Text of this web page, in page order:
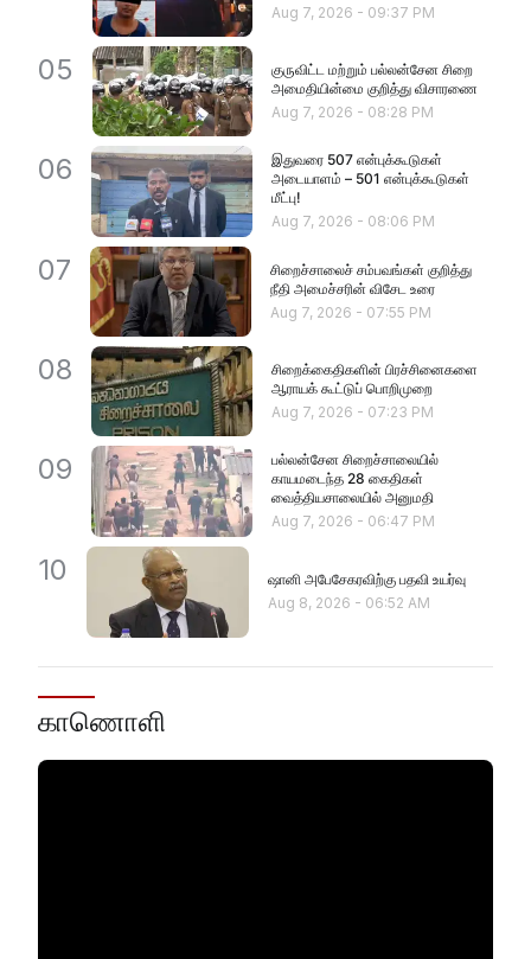
Aug 7, 2026 - 09:37 PM
05
குருவிட்ட மற்றும் பல்லன்சேன சிறை
அமைதியின்மை குறித்து விசாரணை
Aug 7, 2026 - 08:28 PM
06
இதுவரை 507 என்புக்கூடுகள்
அடையாளம் – 501 என்புக்கூடுகள்
மீட்பு!
Aug 7, 2026 - 08:06 PM
07
சிறைச்சாலைச் சம்பவங்கள் குறித்து
நீதி அமைச்சரின் விசேட உரை
Aug 7, 2026 - 07:55 PM
08
சிறைக்கைதிகளின் பிரச்சினைகளை
ஆராயக் கூட்டுப் பொறிமுறை
Aug 7, 2026 - 07:23 PM
09
பல்லன்சேன சிறைச்சாலையில்
காயமடைந்த 28 கைதிகள்
வைத்தியசாலையில் அனுமதி
Aug 7, 2026 - 06:47 PM
10
ஷானி அபேசேகரவிற்கு பதவி உயர்வு
Aug 8, 2026 - 06:52 AM
காணொளி